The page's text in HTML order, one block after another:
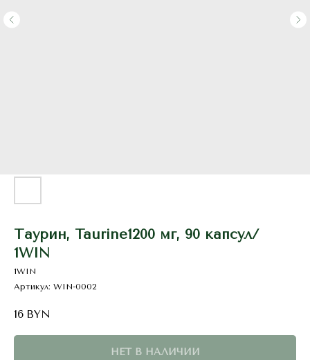
Таурин, Taurine1200 мг, 90 капсул/
1WIN
1WIN
Артикул: WIN-0002
16 BYN
НЕТ В НАЛИЧИИ